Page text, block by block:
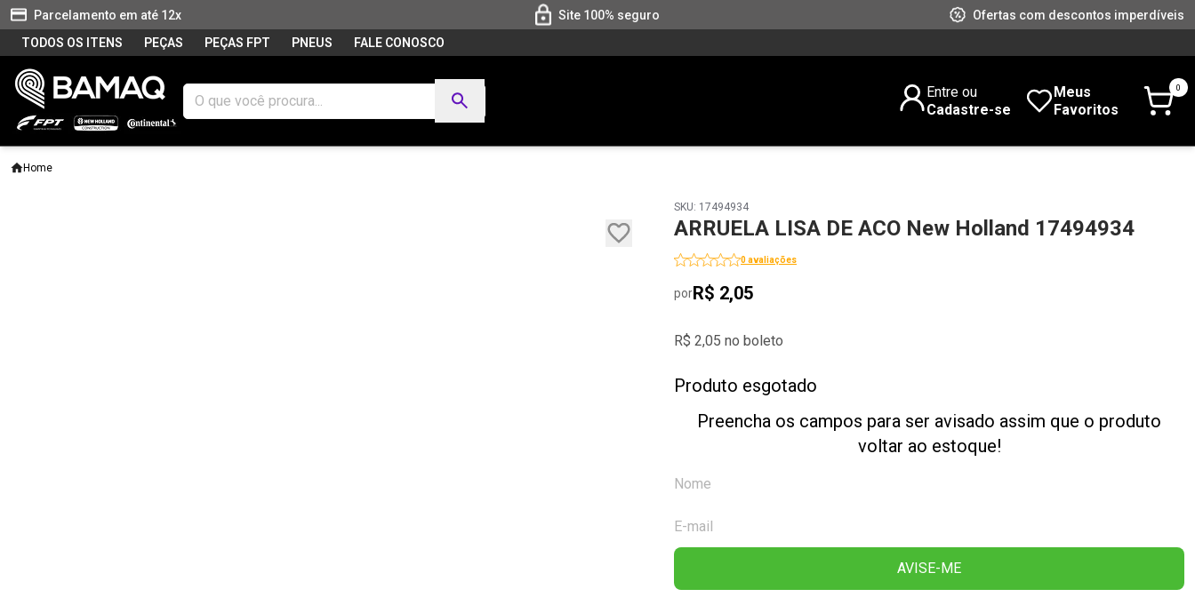
Parcelamento em até 12x Site 100% seguro
Ofertas com descontos imperdíveis
TODOS OS ITENS
PEÇAS PEÇAS FPT PNEUS FALE CONOSCO
Entre ou
Cadastre-se
Meus
Favoritos
0
Home
SKU: 17494934
ARRUELA LISA DE ACO New Holland 17494934
0 avaliações
porR$ 2,05
R$ 2,05 no boleto
Produto esgotado
Preencha os campos para ser avisado assim que o produto
voltar ao estoque!
AVISE-ME